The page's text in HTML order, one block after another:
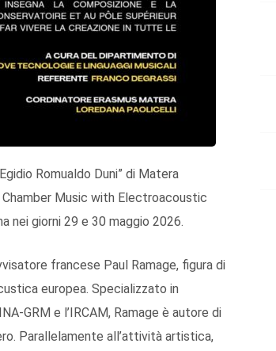
Romualdo Duni” di Matera
Music with Electroacoustic
nei giorni 29 e 30 maggio 2026.
francese Paul Ramage, figura di
europea. Specializzato in
GRM e l’IRCAM, Ramage è autore di
Parallelamente all’attività artistica,